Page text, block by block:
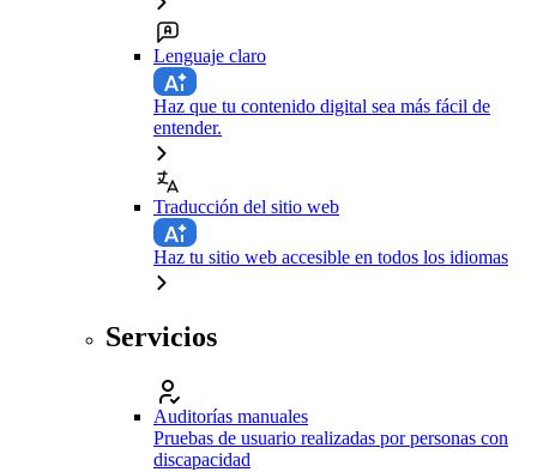
Lenguaje claro
Haz que tu contenido digital sea más fácil de
entender.
Traducción del sitio web
Haz tu sitio web accesible en todos los idiomas
Servicios
Auditorías manuales
Pruebas de usuario realizadas por personas con
discapacidad